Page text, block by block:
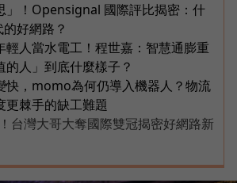
」！Opensignal 國際評比揭密：什
好網路？
輕人當水電工！程世嘉：智慧通膨重
的人」到底什麼樣子？
快，momo為何仍導入機器人？物流
更棘手的缺工難題
台灣大哥大奪國際雙冠揭密好網路新